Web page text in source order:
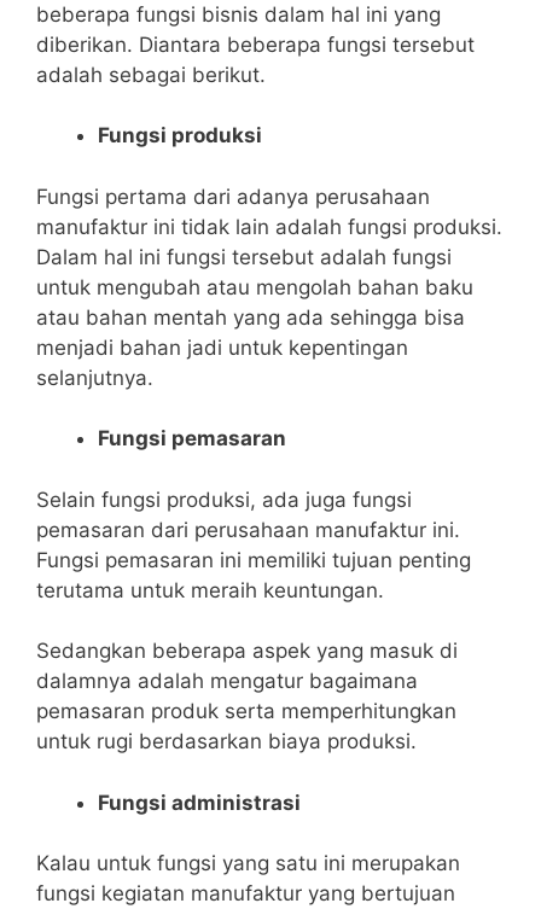
beberapa fungsi bisnis dalam hal ini yang
diberikan. Diantara beberapa fungsi tersebut
adalah sebagai berikut.
Fungsi produksi
Fungsi pertama dari adanya perusahaan
manufaktur ini tidak lain adalah fungsi produksi.
Dalam hal ini fungsi tersebut adalah fungsi
untuk mengubah atau mengolah bahan baku
atau bahan mentah yang ada sehingga bisa
menjadi bahan jadi untuk kepentingan
selanjutnya.
Fungsi pemasaran
Selain fungsi produksi, ada juga fungsi
pemasaran dari perusahaan manufaktur ini.
Fungsi pemasaran ini memiliki tujuan penting
terutama untuk meraih keuntungan.
Sedangkan beberapa aspek yang masuk di
dalamnya adalah mengatur bagaimana
pemasaran produk serta memperhitungkan
untuk rugi berdasarkan biaya produksi.
Fungsi administrasi
Kalau untuk fungsi yang satu ini merupakan
fungsi kegiatan manufaktur yang bertujuan